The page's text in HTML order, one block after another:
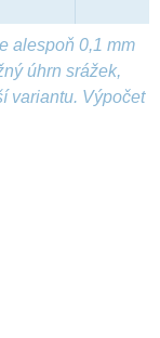
alespoň 0,1 mm
úhrn srážek,
variantu. Výpočet